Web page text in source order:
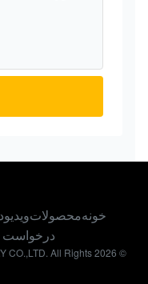
خونهمحصولاتویدیو
درخواست
CO.,LTD. All Rights